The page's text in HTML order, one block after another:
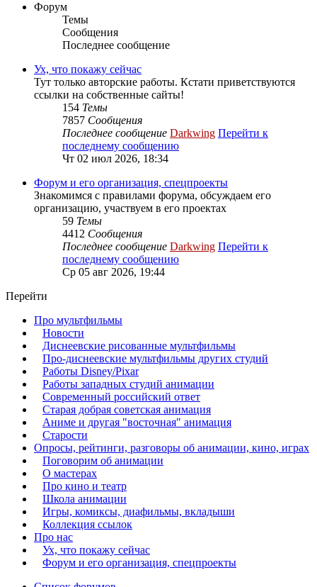
Форум
Темы
Сообщения
Последнее сообщение
Ух, что покажу сейчас
Тут только авторские работы. Кстати приветствуются
ссылки на собственные сайты!
154 Темы
7857 Сообщения
Последнее сообщение Darkwing Перейти к
последнему сообщению
Чт 02 июл 2026, 18:34
Форум и его организация, спецпроекты
Знакомимся с правилами форума, обсуждаем его
организацию, участвуем в его проектах
59 Темы
4412 Сообщения
Последнее сообщение Darkwing Перейти к
последнему сообщению
Ср 05 авг 2026, 19:44
Перейти
Про мультфильмы
Новости
Диснеевские рисованные мультфильмы
Про-диснеевские мультфильмы других студий
Работы Disney/Pixar
Работы западных студий анимации
Современный российский ответ
Старая добрая советская анимация
Аниме и другая "восточная" анимация
Старости
Опросы, рейтинги, разговоры об анимации, кино, играх
Поговорим об анимации
О мастерах
Про кино и театр
Школа анимации
Игры, комиксы, диафильмы, вкладыши
Коллекция ссылок
Про нас
Ух, что покажу сейчас
Форум и его организация, спецпроекты